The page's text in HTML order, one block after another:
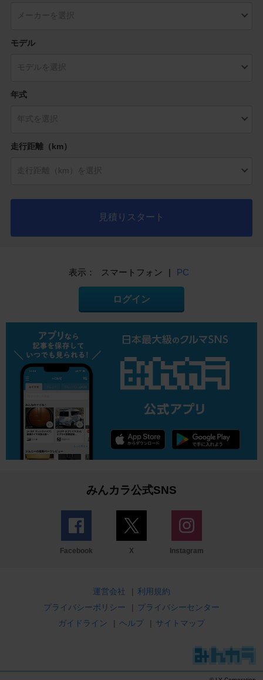
モデル
年式
走行距離（km）
見積りスタート
表示： スマートフォン | PC
ログイン
みんカラ公式SNS
Facebook X Instagram
運営会社 | 利用規約
プライバシーポリシー
| プライバシーセンター
ガイドライン
| ヘルプ | サイトマップ